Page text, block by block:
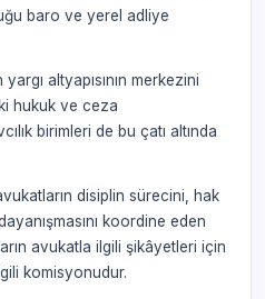
baro ve yerel adliye
yargı altyapısının merkezini
hukuk ve ceza
birimleri de bu çatı altında
disiplin sürecini, hak
koordine eden
avukatla ilgili şikâyetleri için
komisyonudur.